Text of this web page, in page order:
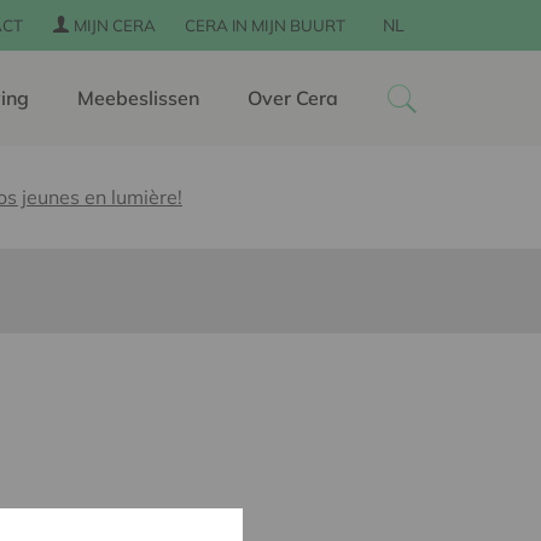
MIJN CERA CERA IN MIJN BUURT NL
Meebeslissen Over Cera
jeunes en lumière!